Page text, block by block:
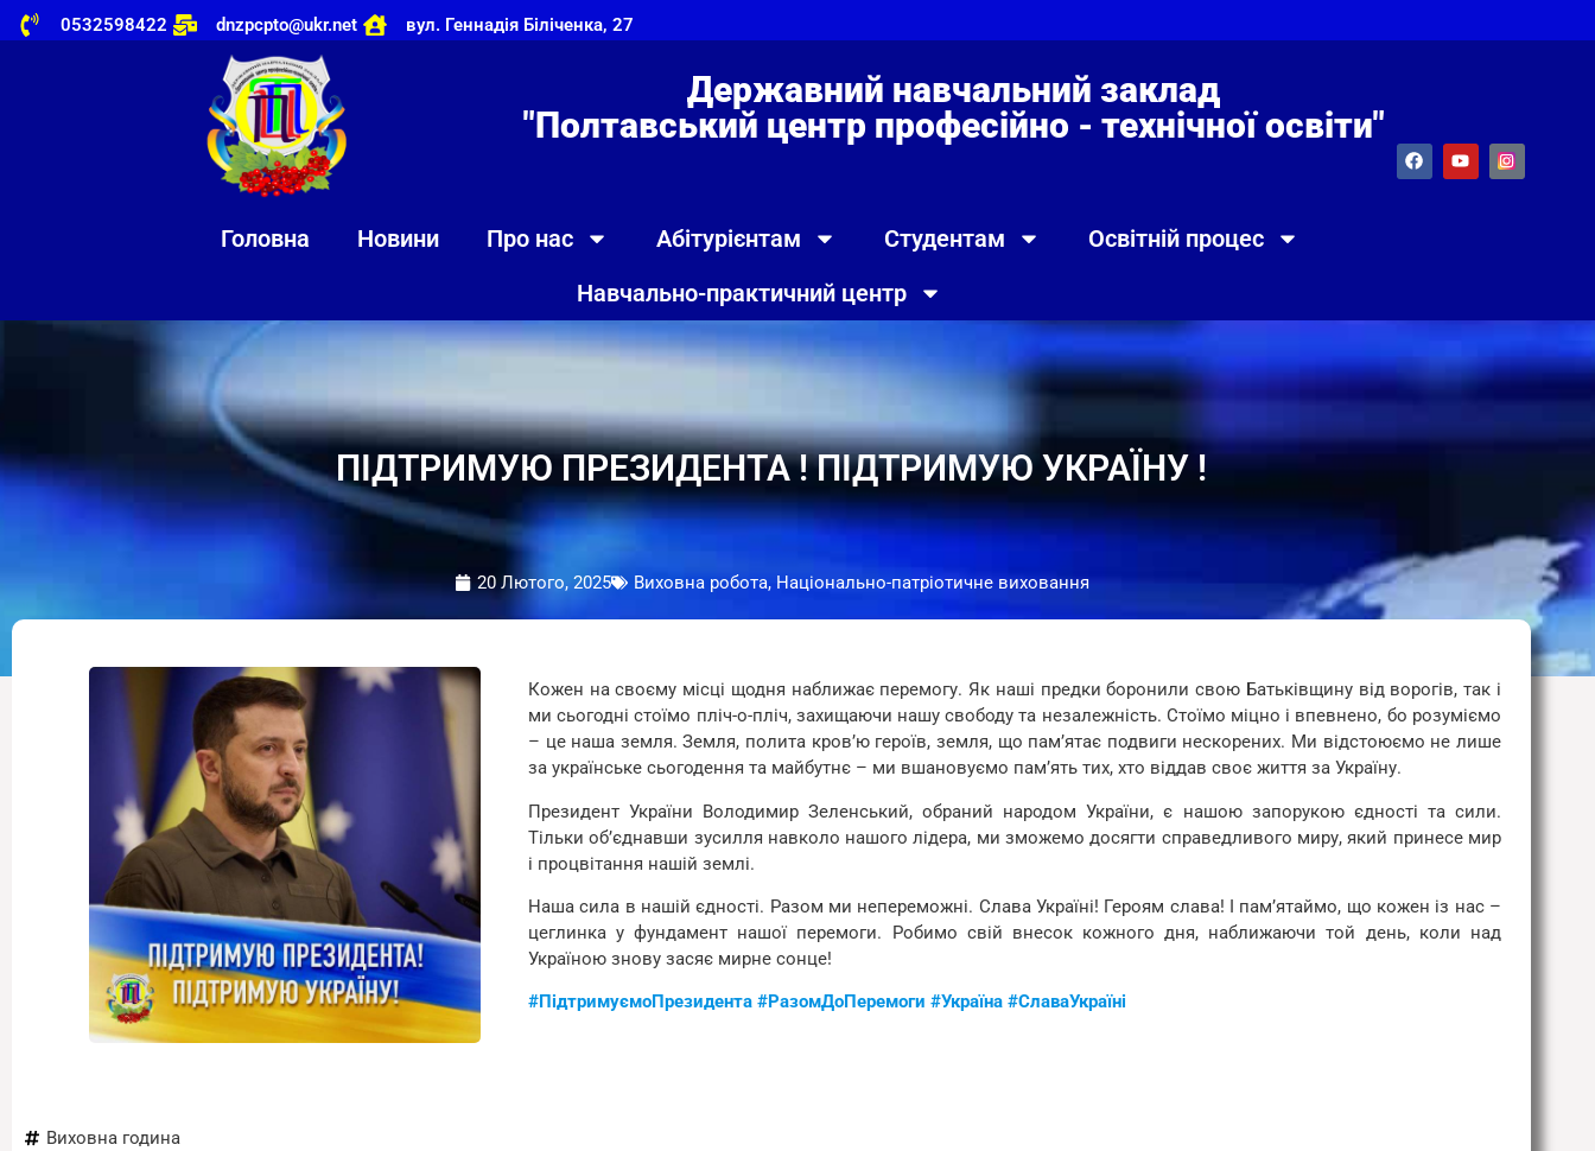
0532598422 dnzpcpto@ukr.net вул. Геннадія Біліченка, 27
Державний навчальний заклад
"Полтавський центр професійно - технічної освіти"
Головна Новини Про нас Абітурієнтам Студентам
Освітній процес
Навчально-практичний центр
ПІДТРИМУЮ ПРЕЗИДЕНТА ! ПІДТРИМУЮ УКРАЇНУ !
20 Лютого, 2025 Виховна робота, Національно-патріотичне виховання
Кожен на своєму місці щодня наближає перемогу. Як наші предки боронили свою Батьківщину від ворогів, так і
ми сьогодні стоїмо пліч-о-пліч, захищаючи нашу свободу та незалежність. Стоїмо міцно і впевнено, бо розуміємо
– це наша земля. Земля, полита кров’ю героїв, земля, що пам’ятає подвиги нескорених. Ми відстоюємо не лише
за українське сьогодення та майбутнє – ми вшановуємо пам’ять тих, хто віддав своє життя за Україну.
Президент України Володимир Зеленський, обраний народом України, є нашою запорукою єдності та сили.
Тільки об’єднавши зусилля навколо нашого лідера, ми зможемо досягти справедливого миру, який принесе мир
і процвітання нашій землі.
Наша сила в нашій єдності. Разом ми непереможні. Слава Україні! Героям слава! І пам’ятаймо, що кожен із нас –
цеглинка у фундамент нашої перемоги. Робимо свій внесок кожного дня, наближаючи той день, коли над
Україною знову засяє мирне сонце!
#ПідтримуємоПрезидента #РазомДоПеремоги #Україна #СлаваУкраїні
Виховна година